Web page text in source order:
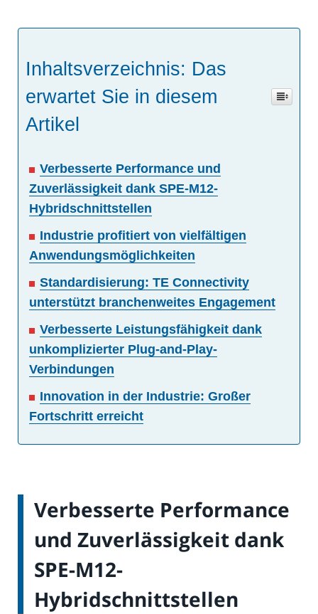
Inhaltsverzeichnis: Das
erwartet Sie in diesem
Artikel
Verbesserte Performance und
Zuverlässigkeit dank SPE-M12-
Hybridschnittstellen
Industrie profitiert von vielfältigen
Anwendungsmöglichkeiten
Standardisierung: TE Connectivity
unterstützt branchenweites Engagement
Verbesserte Leistungsfähigkeit dank
unkomplizierter Plug-and-Play-
Verbindungen
Innovation in der Industrie: Großer
Fortschritt erreicht
Verbesserte Performance
und Zuverlässigkeit dank
SPE-M12-
Hybridschnittstellen